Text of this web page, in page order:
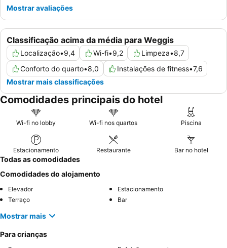
Classificação acima da média para Weggis
Localização•9,4 Wi-fi•9,2 Limpeza•8,7
Conforto do quarto•8,0 Instalações de fitness•7,6
Mostrar mais classificações
Mostrar avaliações
Comodidades principais do hotel
Wi-fi no lobby Wi-fi nos quartos Piscina
Estacionamento Restaurante Bar no hotel
Todas as comodidades
Comodidades do alojamento
Elevador
Estacionamento
Terraço
Bar
Mostrar mais
Para crianças